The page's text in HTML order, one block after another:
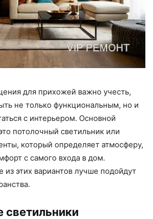
для прихожей важно учесть,
не только функциональным, но и
с интерьером. Основной
потолочный светильник или
который определяет атмосферу,
с самого входа в дом.
из этих вариантов лучше подойдут